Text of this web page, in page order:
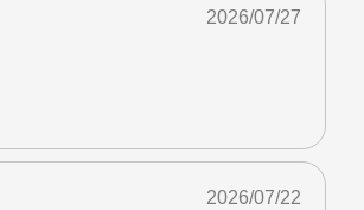
2026/07/27
2026/07/22